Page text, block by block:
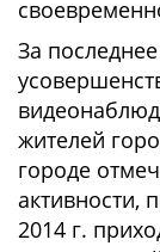
За
жителей
городе
активности,
2014 г.